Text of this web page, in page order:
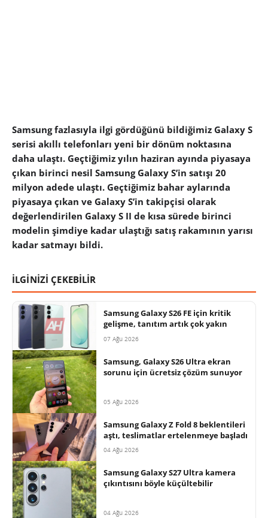
Samsung fazlasıyla ilgi gördüğünü bildiğimiz Galaxy S
serisi akıllı telefonları yeni bir dönüm noktasına
daha ulaştı. Geçtiğimiz yılın haziran ayında piyasaya
çıkan birinci nesil Samsung Galaxy S’in satışı 20
milyon adede ulaştı. Geçtiğimiz bahar aylarında
piyasaya çıkan ve Galaxy S’in takipçisi olarak
değerlendirilen Galaxy S II de kısa sürede birinci
modelin şimdiye kadar ulaştığı satış rakamının yarısı
kadar satmayı bildi.
İLGİNİZİ ÇEKEBİLİR
Samsung Galaxy S26 FE için kritik
gelişme, tanıtım artık çok yakın
07 Ağu 2026
Samsung, Galaxy S26 Ultra ekran
sorunu için ücretsiz çözüm sunuyor
05 Ağu 2026
Samsung Galaxy Z Fold 8 beklentileri
aştı, teslimatlar ertelenmeye başladı
04 Ağu 2026
Samsung Galaxy S27 Ultra kamera
çıkıntısını böyle küçültebilir
04 Ağu 2026